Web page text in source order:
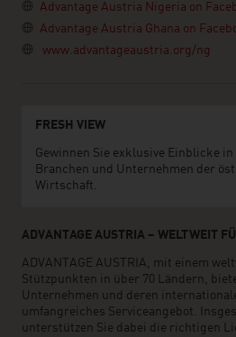
Advantage Austria Nigeria on
Advantage Austria Ghana on
www.advantageaustria.org/ng
FRESH VIEW
Gewinnen Sie exklusive Einblicke in
Branchen und Unternehmen der
Wirtschaft.
ADVANTAGE AUSTRIA – WELTWEIT
ADVANTAGE AUSTRIA, mit einem
Stützpunkten in über 70 Ländern,
Unternehmen und deren
umfangreiches Serviceangebot.
unterstützen Sie dabei die richtigen